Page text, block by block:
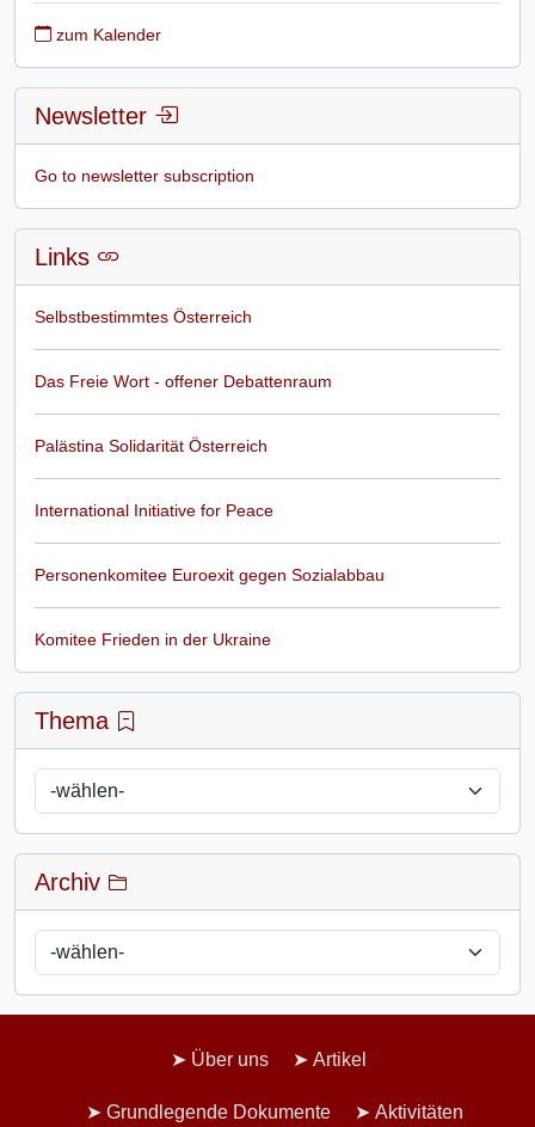
zum Kalender
Newsletter
Go to newsletter subscription
Links
Selbstbestimmtes Österreich
Das Freie Wort - offener Debattenraum
Palästina Solidarität Österreich
International Initiative for Peace
Personenkomitee Euroexit gegen Sozialabbau
Komitee Frieden in der Ukraine
Thema
Archiv
Über uns Artikel
Grundlegende Dokumente Aktivitäten